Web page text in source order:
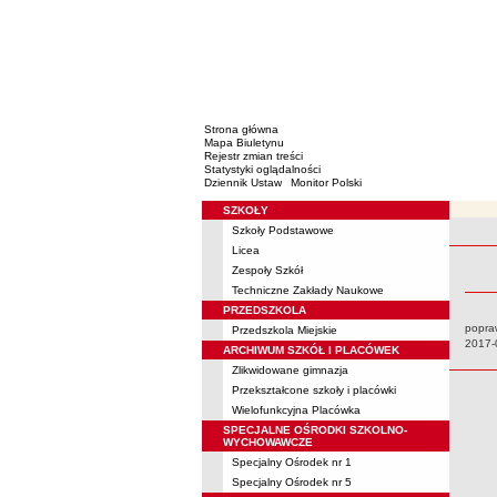
Strona główna
Mapa Biuletynu
Rejestr zmian treści
Statystyki oglądalności
Dziennik Ustaw
Monitor Polski
Menu
SZKOŁY
Szkoły Podstawowe
Licea
Zespoły Szkół
Techniczne Zakłady Naukowe
PRZEDSZKOLA
Przedszkola Miejskie
ARCHIWUM SZKÓŁ I PLACÓWEK
Zlikwidowane gimnazja
Przekształcone szkoły i placówki
Wielofunkcyjna Placówka
SPECJALNE OŚRODKI SZKOLNO-
WYCHOWAWCZE
Specjalny Ośrodek nr 1
Specjalny Ośrodek nr 5
Data:
2017-